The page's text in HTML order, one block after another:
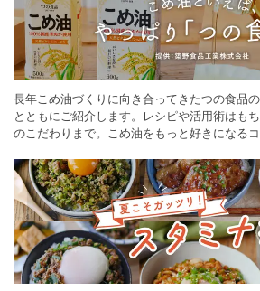
長年こめ油づくりに向き合ってきたつの食品
とともにご紹介します。レシピや活用術はも
のこだわりまで。こめ油をもっと好きになる